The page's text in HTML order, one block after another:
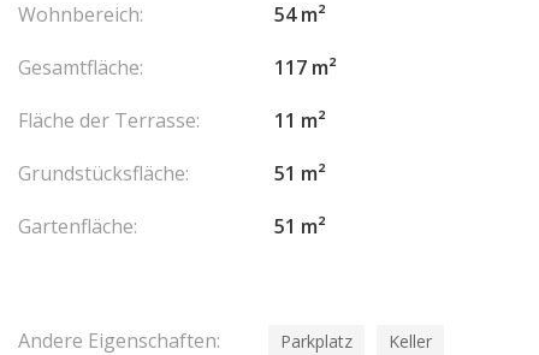
Wohnbereich:
54 m²
Gesamtfläche:
117 m²
Fläche der Terrasse:
11 m²
Grundstücksfläche:
51 m²
Gartenfläche:
51 m²
Andere Eigenschaften: Parkplatz Keller